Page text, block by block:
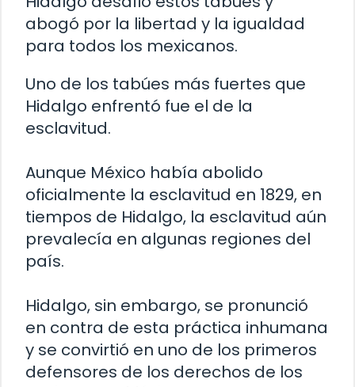
abogó por la libertad y la igualdad
para todos los mexicanos.
Uno de los tabúes más fuertes que
Hidalgo enfrentó fue el de la
esclavitud.
Aunque México había abolido
oficialmente la esclavitud en 1829, en
tiempos de Hidalgo, la esclavitud aún
prevalecía en algunas regiones del
país.
Hidalgo, sin embargo, se pronunció
en contra de esta práctica inhumana
y se convirtió en uno de los primeros
defensores de los derechos de los